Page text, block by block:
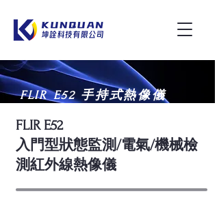
FLIR E52 手持式熱像儀
FLIR E52
入門型狀態監測/電氣/機械檢
測紅外線熱像儀